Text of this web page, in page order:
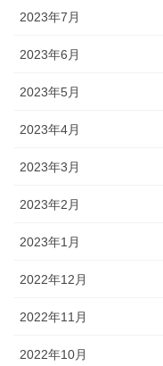
2023年7月
2023年6月
2023年5月
2023年4月
2023年3月
2023年2月
2023年1月
2022年12月
2022年11月
2022年10月